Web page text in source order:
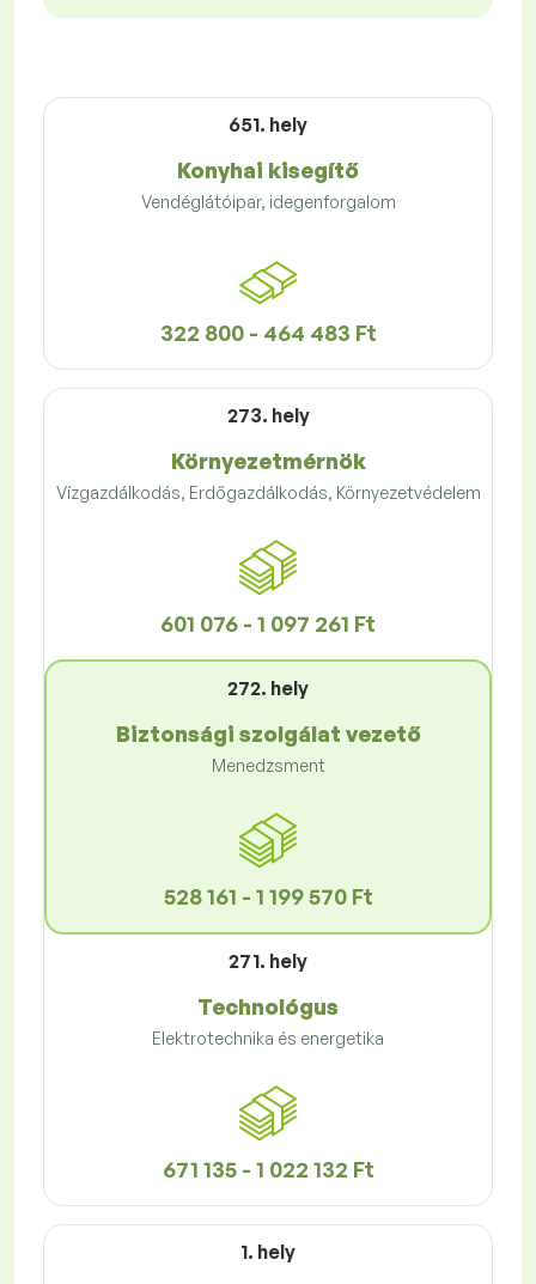
651. hely
Konyhai kisegítő
Vendéglátóipar, idegenforgalom
322 800 - 464 483 Ft
273. hely
Környezetmérnök
Vízgazdálkodás, Erdőgazdálkodás, Környezetvédelem
601 076 - 1 097 261 Ft
272. hely
Biztonsági szolgálat vezető
Menedzsment
528 161 - 1 199 570 Ft
271. hely
Technológus
Elektrotechnika és energetika
671 135 - 1 022 132 Ft
1. hely